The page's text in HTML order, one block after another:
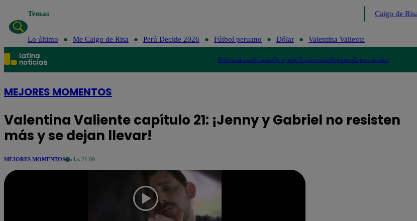
Temas Me Caigo de Risa
Lo último Me Caigo de Risa Perú Decide 2026 Fútbol peruano Dólar Valentina Valiente
PolíticaLimaMundoTe ayudoTendenciasDeportesEspectáculos
MEJORES MOMENTOS
Valentina Valiente capítulo 21: ¡Jenny y Gabriel no resisten
más y se dejan llevar!
MEJORES MOMENTOS a las 21:09